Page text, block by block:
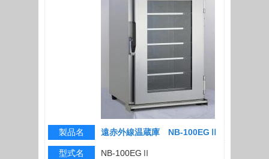
製品名 遠赤外線温蔵庫 NB-100EGⅡ
型式名 NB-100EGⅡ